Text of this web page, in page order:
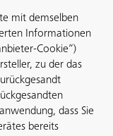
mit demselben
Informationen
Cookie“)
zu der das
dass Sie
bereits